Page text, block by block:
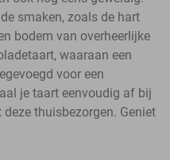
smaken, zoals de hart
bodem van overheerlijke
waaraan een
voor een
je taart eenvoudig af bij
thuisbezorgen. Geniet